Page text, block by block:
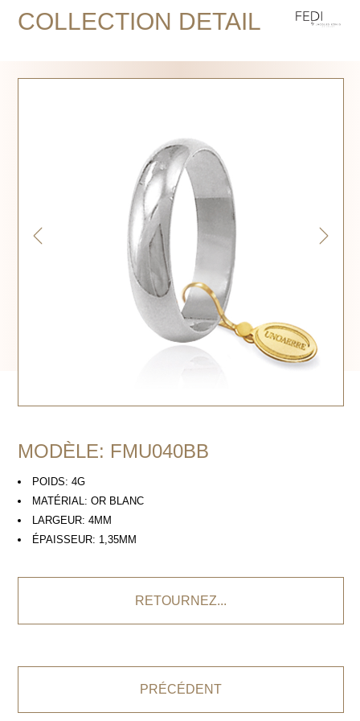
COLLECTION DETAIL
MODÈLE: FMU040BB
POIDS: 4G
MATÉRIAL: OR BLANC
LARGEUR: 4MM
ÉPAISSEUR: 1,35MM
RETOURNEZ...
PRÉCÉDENT